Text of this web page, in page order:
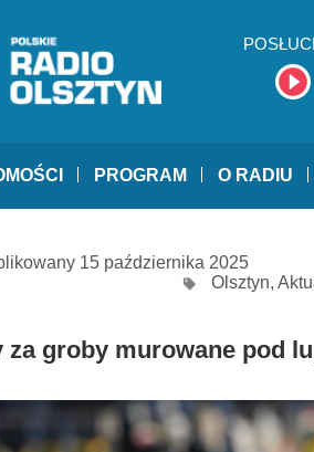
PROGRAM O RADIU
15 października 2025
Olsztyn,
za groby murowane pod